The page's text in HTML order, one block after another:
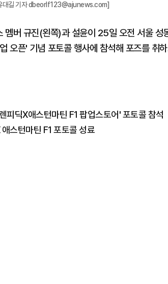
대길 기자 dbeorlf123@ajunews.com]
멤버 규진(왼쪽)과 설윤이 25일 오전 서울
오픈' 기념 포토콜 행사에 참석해 포즈를
피딕X애스턴마틴 F1 팝업스토어' 포토콜 참석
스턴마틴 F1 포토콜 성료